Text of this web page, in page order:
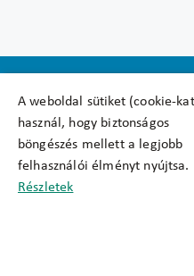
A weboldal sütiket (cookie-
használ, hogy biztonságos
böngészés mellett a legjobb
felhasználói élményt nyújtsa.
Részletek